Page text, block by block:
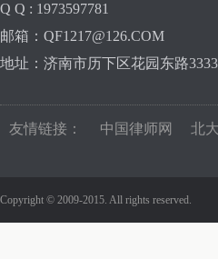
Q Q : 1973597781
邮箱：QF1217@126.COM
地址：济南市历下区花园东路
友情链接： 中国律师网 北
Copyright © 2009-2015. All rights reserved.